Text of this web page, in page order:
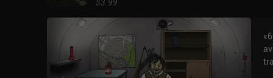
$3.99